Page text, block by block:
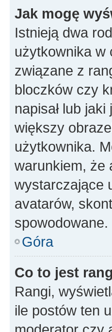
Jak mogę
Istnieją dwa
użytkownika w
związane z
bloczków czy
napisał lub
większy
użytkownika.
warunkiem, że
wystarczające
avatarów,
spowodowane.
Góra
Co to jest
Rangi,
ile postów ten